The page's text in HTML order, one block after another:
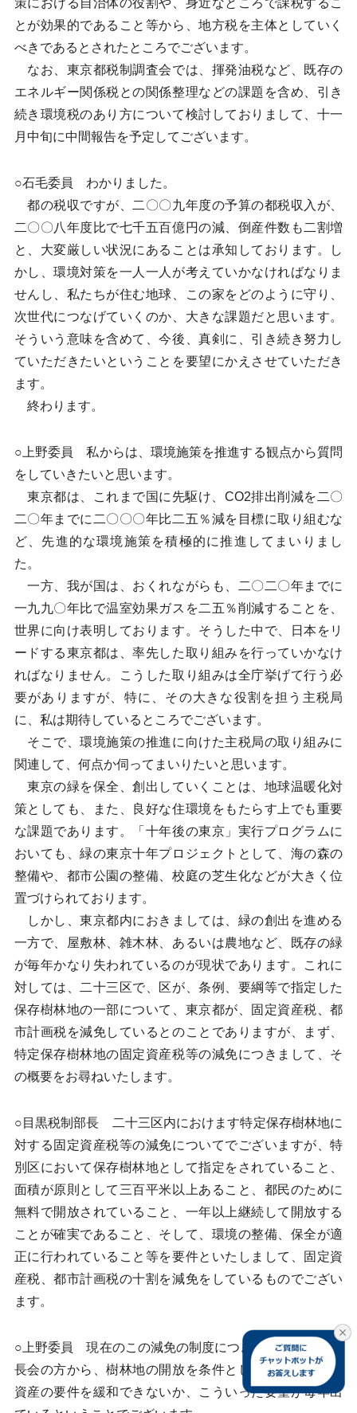
策における自治体の役割や、身近なところで課税するこ
とが効果的であること等から、地方税を主体としていく
べきであるとされたところでございます。
なお、東京都税制調査会では、揮発油税など、既存の
エネルギー関係税との関係整理などの課題を含め、引き
続き環境税のあり方について検討しておりまして、十一
月中旬に中間報告を予定してございます。
○石毛委員 わかりました。
都の税収ですが、二〇〇九年度の予算の都税収入が、
二〇〇八年度比で七千五百億円の減、倒産件数も二割増
と、大変厳しい状況にあることは承知しております。し
かし、環境対策を一人一人が考えていかなければなりま
せんし、私たちが住む地球、この家をどのように守り、
次世代につなげていくのか、大きな課題だと思います。
そういう意味を含めて、今後、真剣に、引き続き努力し
ていただきたいということを要望にかえさせていただき
ます。
終わります。
○上野委員 私からは、環境施策を推進する観点から質問
をしていきたいと思います。
東京都は、これまで国に先駆け、CO2排出削減を二〇
二〇年までに二〇〇〇年比二五％減を目標に取り組むな
ど、先進的な環境施策を積極的に推進してまいりまし
た。
一方、我が国は、おくれながらも、二〇二〇年までに
一九九〇年比で温室効果ガスを二五％削減することを、
世界に向け表明しております。そうした中で、日本をリ
ードする東京都は、率先した取り組みを行っていかなけ
ればなりません。こうした取り組みは全庁挙げて行う必
要がありますが、特に、その大きな役割を担う主税局
に、私は期待しているところでございます。
そこで、環境施策の推進に向けた主税局の取り組みに
関連して、何点か伺ってまいりたいと思います。
東京の緑を保全、創出していくことは、地球温暖化対
策としても、また、良好な住環境をもたらす上でも重要
な課題であります。「十年後の東京」実行プログラムに
おいても、緑の東京十年プロジェクトとして、海の森の
整備や、都市公園の整備、校庭の芝生化などが大きく位
置づけられております。
しかし、東京都内におきましては、緑の創出を進める
一方で、屋敷林、雑木林、あるいは農地など、既存の緑
が毎年かなり失われているのが現状であります。これに
対しては、二十三区で、区が、条例、要綱等で指定した
保存樹林地の一部について、東京都が、固定資産税、都
市計画税を減免しているとのことでありますが、まず、
特定保存樹林地の固定資産税等の減免につきまして、そ
の概要をお尋ねいたします。
○目黒税制部長 二十三区内におけます特定保存樹林地に
対する固定資産税等の減免についてでございますが、特
別区において保存樹林地として指定をされていること、
面積が原則として三百平米以上あること、都民のために
無料で開放されていること、一年以上継続して開放する
ことが確実であること、そして、環境の整備、保全が適
正に行われていること等を要件といたしまして、固定資
産税、都市計画税の十割を減免をしているものでござい
ます。
○上野委員 現在のこの減免の制度につきまして、特別区
長会の方から、樹林地の開放を条件としている減免対象
資産の要件を緩和できないか、こういった要望が毎年出